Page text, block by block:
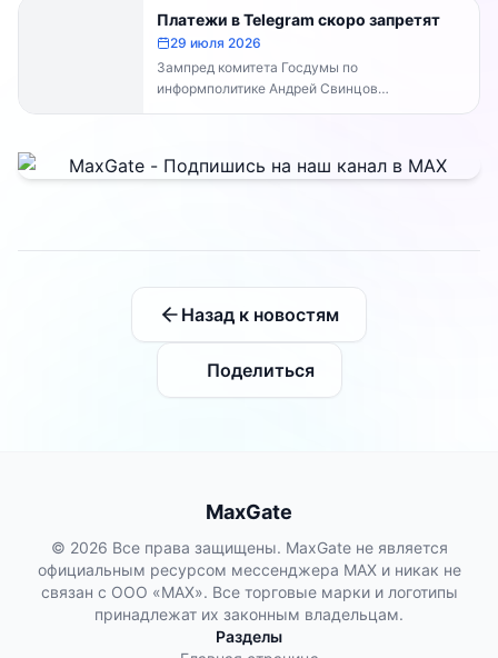
владельцам каналов делать...
Платежи в Telegram скоро запретят
29 июля 2026
Зампред комитета Госдумы по
информполитике Андрей Свинцов
рекомендовал россиянам временно
Назад к новостям
Поделиться
MaxGate
© 2026 Все права защищены. MaxGate не является
официальным ресурсом мессенджера MAX и никак не
связан с ООО «МАХ». Все торговые марки и логотипы
принадлежат их законным владельцам.
Разделы